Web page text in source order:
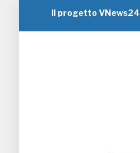
Il progetto VNews24